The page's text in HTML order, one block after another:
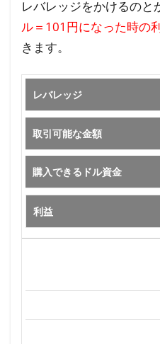
め
レバレッジをかけるのと
ル＝101円になった時の
きます。
レバレッジ
取引可能な金額
購入できるドル資金
利益